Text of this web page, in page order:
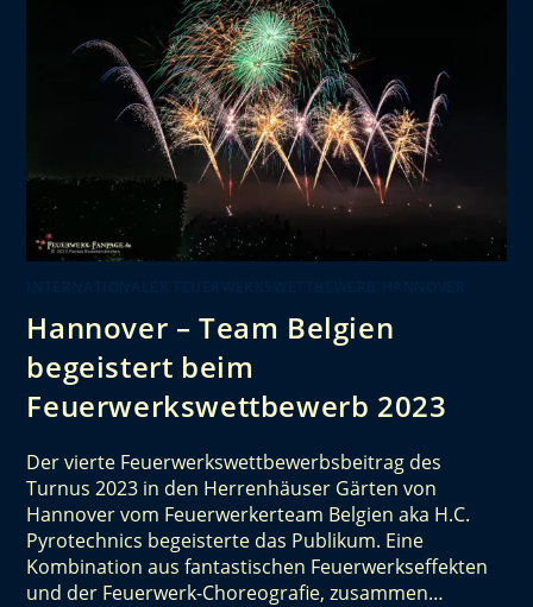
Hannover – Team Belgien
begeistert beim
Feuerwerkswettbewerb 2023
Der vierte Feuerwerkswettbewerbsbeitrag des
Turnus 2023 in den Herrenhäuser Gärten von
Hannover vom Feuerwerkerteam Belgien aka H.C.
Pyrotechnics begeisterte das Publikum. Eine
Kombination aus fantastischen Feuerwerkseffekten
und der Feuerwerk-Choreografie, zusammen…